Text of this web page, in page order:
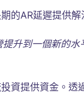
的AR延遲提供
升到一個新的
資提供資金。透